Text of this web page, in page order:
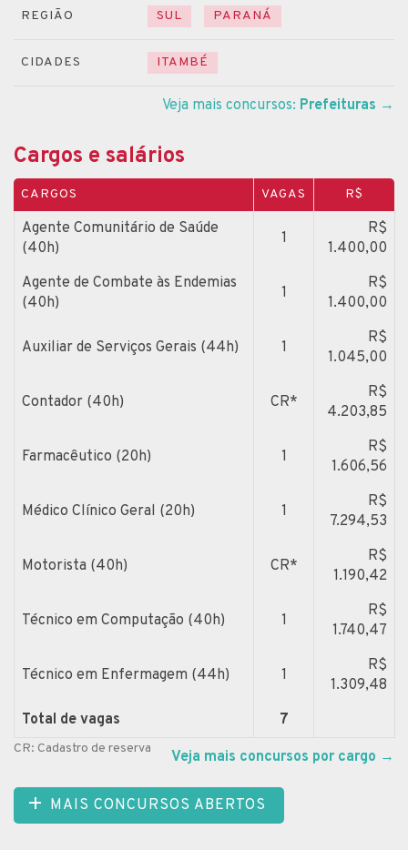
REGIÃO SUL PARANÁ
CIDADES ITAMBÉ
Veja mais concursos: Prefeituras →
Cargos e salários
CARGOS VAGAS R$
Agente Comunitário de Saúde
(40h)
1
R$
1.400,00
Agente de Combate às Endemias
(40h)
1
R$
1.400,00
Auxiliar de Serviços Gerais (44h) 1
R$
1.045,00
Contador (40h) CR*
R$
4.203,85
Farmacêutico (20h) 1
R$
1.606,56
Médico Clínico Geral (20h) 1
R$
7.294,53
Motorista (40h) CR*
R$
1.190,42
Técnico em Computação (40h) 1
R$
1.740,47
Técnico em Enfermagem (44h) 1
R$
1.309,48
Total de vagas
7
CR: Cadastro de reserva Veja mais concursos por cargo →
MAIS CONCURSOS ABERTOS